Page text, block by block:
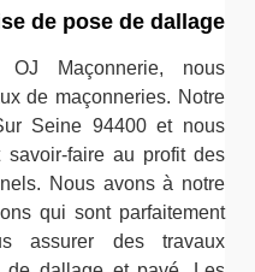
de pose de dallage
OJ Maçonnerie, nous
de maçonneries. Notre
Seine 94400 et nous
savoir-faire au profit des
Nous avons à notre
qui sont parfaitement
assurer des travaux